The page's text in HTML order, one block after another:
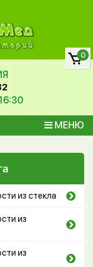
МЕНЮ
0
из стекла
из
из